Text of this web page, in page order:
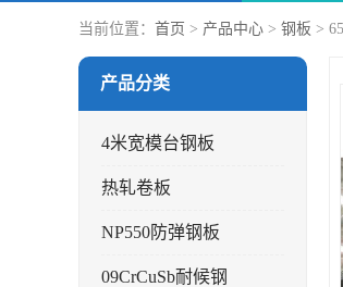
当前位置： 首页 > 产品中心 > 钢板 >
产品分类
4米宽模台钢板
热轧卷板
NP550防弹钢板
09CrCuSb耐候钢